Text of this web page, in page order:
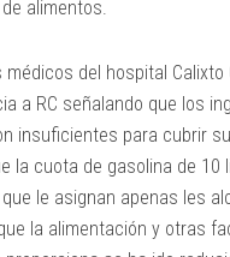
alimentos.
médicos del hospital Calixto
a RC señalando que los
insuficientes para cubrir
la cuota de gasolina de 10
le asignan apenas les
la alimentación y otras